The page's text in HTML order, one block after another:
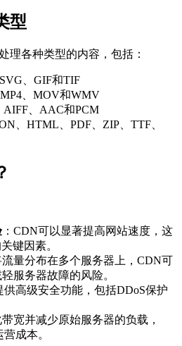
型
理各种类型的内容，包括：
、GIF和TIF
、MOV和WMV
AIFF、AAC和PCM
、HTML、PDF、ZIP、TTF、
：CDN可以显著提高网站速度，这
键因素。
流量分布在多个服务器上，CDN可
服务器故障的风险。
供高级安全功能，包括DDoS保护
宽并减少原始服务器的负载，
成本。